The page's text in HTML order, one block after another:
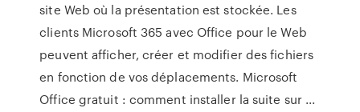
site Web où la présentation est stockée. Les
clients Microsoft 365 avec Office pour le Web
peuvent afficher, créer et modifier des fichiers
en fonction de vos déplacements. Microsoft
Office gratuit : comment installer la suite sur ...